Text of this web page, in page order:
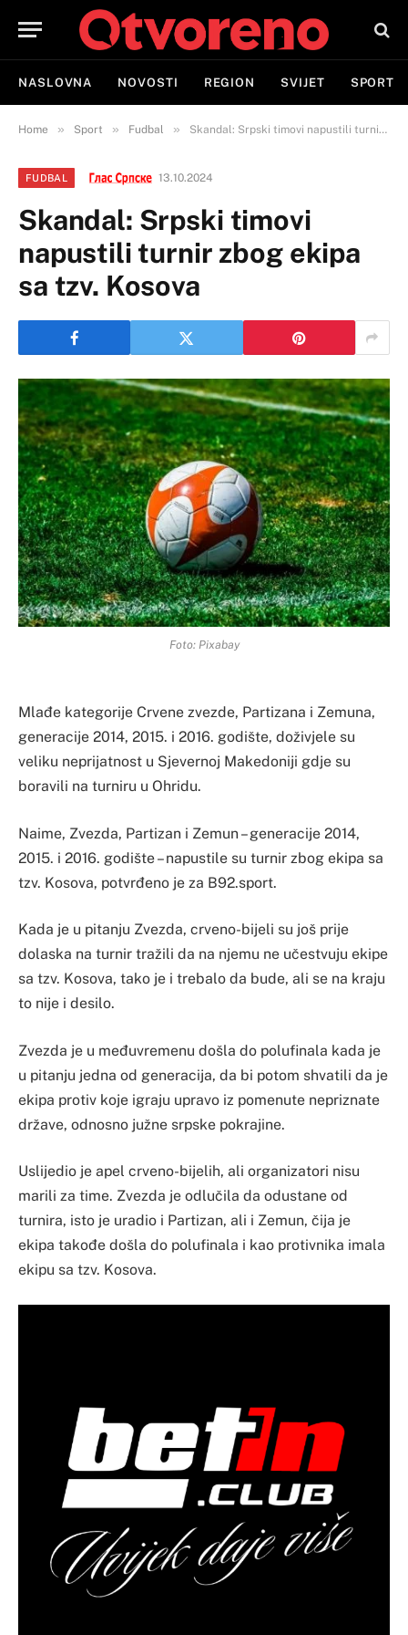
NASLOVNA NOVOSTI REGION SVIJET SPORT
Home » Sport » Fudbal » Skandal: Srpski timovi napustili turnir zbog ekipa sa tzv. Kosova
FUDBAL 13.10.2024
Skandal: Srpski timovi
napustili turnir zbog ekipa
sa tzv. Kosova
Foto: Pixabay
Mlađe kategorije Crvene zvezde, Partizana i Zemuna,
generacije 2014, 2015. i 2016. godište, doživjele su
veliku neprijatnost u Sjevernoj Makedoniji gdje su
boravili na turniru u Ohridu.
Naime, Zvezda, Partizan i Zemun – generacije 2014,
2015. i 2016. godište – napustile su turnir zbog ekipa sa
tzv. Kosova, potvrđeno je za B92.sport.
Kada je u pitanju Zvezda, crveno-bijeli su još prije
dolaska na turnir tražili da na njemu ne učestvuju ekipe
sa tzv. Kosova, tako je i trebalo da bude, ali se na kraju
to nije i desilo.
Zvezda je u međuvremenu došla do polufinala kada je
u pitanju jedna od generacija, da bi potom shvatili da je
ekipa protiv koje igraju upravo iz pomenute nepriznate
države, odnosno južne srpske pokrajine.
Uslijedio je apel crveno-bijelih, ali organizatori nisu
marili za time. Zvezda je odlučila da odustane od
turnira, isto je uradio i Partizan, ali i Zemun, čija je
ekipa takođe došla do polufinala i kao protivnika imala
ekipu sa tzv. Kosova.